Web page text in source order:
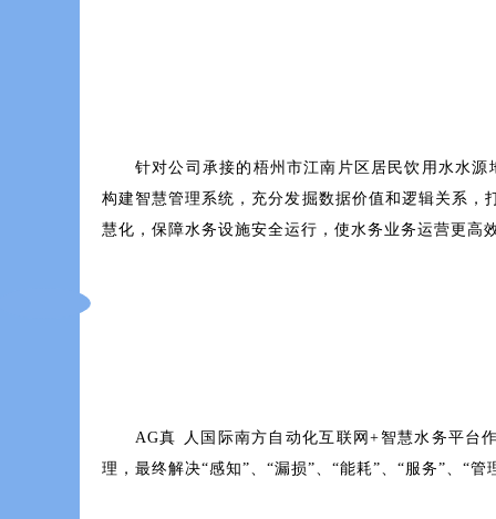
针对公司承接的梧州市江南片区居民饮用水水源
构建智慧管理系统，充分发掘数据价值和逻辑关系，
慧化，保障水务设施安全运行，使水务业务运营更高
AG真人国际南方自动化互联网+智慧水务
理，最终解决“感知”、“漏损”、“能耗”、“服务”、“管